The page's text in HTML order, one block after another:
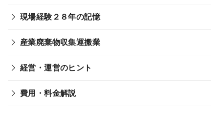
現場経験２８年の記憶
産業廃棄物収集運搬業
経営・運営のヒント
費用・料金解説